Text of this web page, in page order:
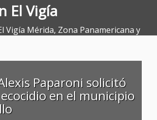
El Vigía
Vigía Mérida, Zona Panamericana y
Paparoni solicitó
en el municipio